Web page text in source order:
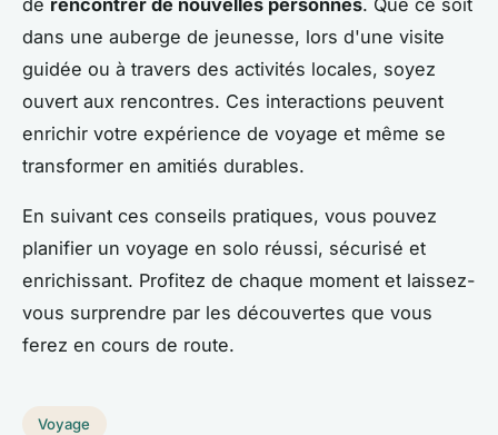
de rencontrer de nouvelles personnes. Que ce soit
dans une auberge de jeunesse, lors d'une visite
guidée ou à travers des activités locales, soyez
ouvert aux rencontres. Ces interactions peuvent
enrichir votre expérience de voyage et même se
transformer en amitiés durables.
En suivant ces conseils pratiques, vous pouvez
planifier un voyage en solo réussi, sécurisé et
enrichissant. Profitez de chaque moment et laissez-
vous surprendre par les découvertes que vous
ferez en cours de route.
Voyage